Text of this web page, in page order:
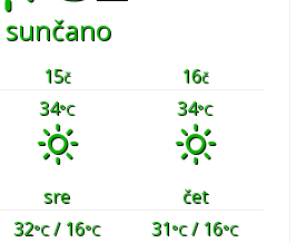
sunčano
15č 16č
34°C 34°C
sre
čet
32°C/ 16°C 31°C/ 16°C